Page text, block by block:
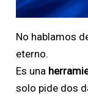
No hablamos
eterno.
Es una
solo pide dos